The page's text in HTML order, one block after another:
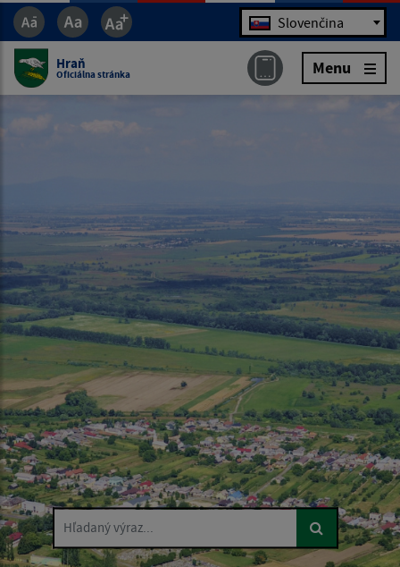
Jazyk Slovenčina
Hraň
Oficiálna stránka Menu
Hľadaný výraz...